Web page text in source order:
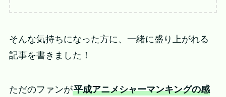
そんな気持ちになった方に、一緒に盛り上がれる
記事を書きました！
ただのファンが平成アニメシャーマンキングの感